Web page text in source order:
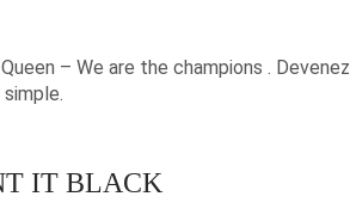
– We are the champions . Devenez
IT BLACK